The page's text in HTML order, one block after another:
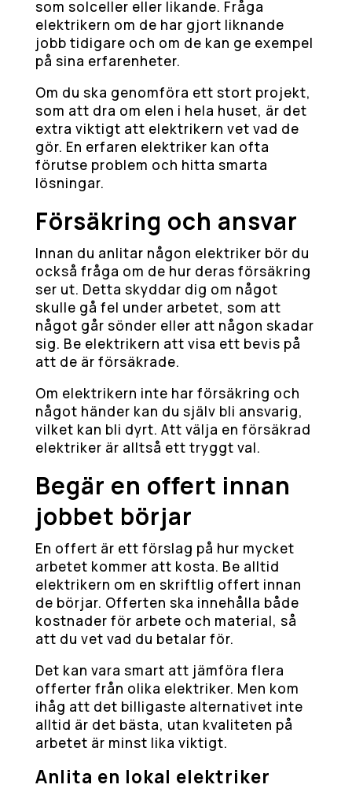
som solceller eller likande. Fråga
elektrikern om de har gjort liknande
jobb tidigare och om de kan ge exempel
på sina erfarenheter.
Om du ska genomföra ett stort projekt,
som att dra om elen i hela huset, är det
extra viktigt att elektrikern vet vad de
gör. En erfaren elektriker kan ofta
förutse problem och hitta smarta
lösningar.
Försäkring och ansvar
Innan du anlitar någon elektriker bör du
också fråga om de hur deras försäkring
ser ut. Detta skyddar dig om något
skulle gå fel under arbetet, som att
något går sönder eller att någon skadar
sig. Be elektrikern att visa ett bevis på
att de är försäkrade.
Om elektrikern inte har försäkring och
något händer kan du själv bli ansvarig,
vilket kan bli dyrt. Att välja en försäkrad
elektriker är alltså ett tryggt val.
Begär en offert innan
jobbet börjar
En offert är ett förslag på hur mycket
arbetet kommer att kosta. Be alltid
elektrikern om en skriftlig offert innan
de börjar. Offerten ska innehålla både
kostnader för arbete och material, så
att du vet vad du betalar för.
Det kan vara smart att jämföra flera
offerter från olika elektriker. Men kom
ihåg att det billigaste alternativet inte
alltid är det bästa, utan kvaliteten på
arbetet är minst lika viktigt.
Anlita en lokal elektriker